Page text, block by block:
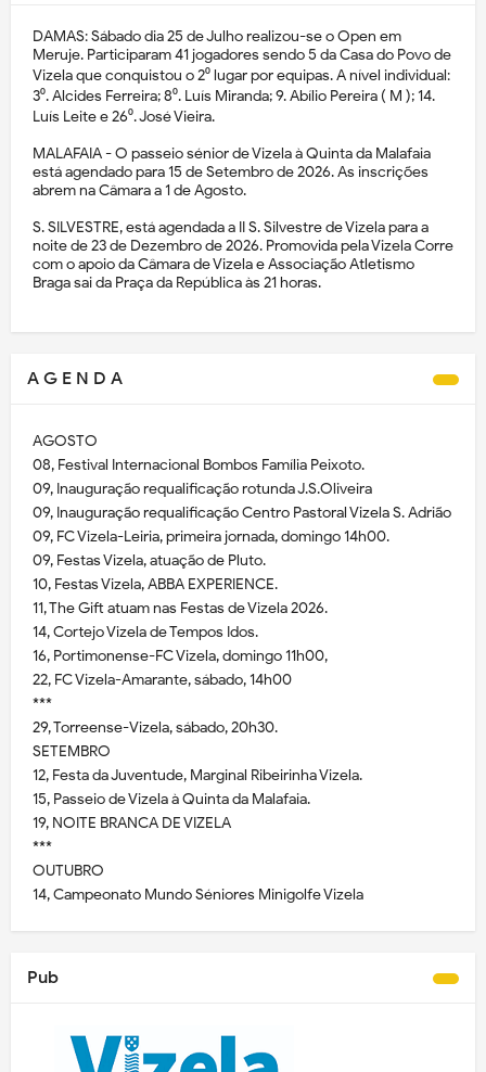
DAMAS: Sábado dia 25 de Julho realizou-se o Open em
Meruje. Participaram 41 jogadores sendo 5 da Casa do Povo de
Vizela que conquistou o 2⁰ lugar por equipas. A nível individual:
3⁰. Alcides Ferreira; 8⁰. Luís Miranda; 9. Abílio Pereira ( M ); 14.
Luís Leite e 26⁰. José Vieira.
MALAFAIA - O passeio sénior de Vizela à Quinta da Malafaia
está agendado para 15 de Setembro de 2026. As inscrições
abrem na Câmara a 1 de Agosto.
S. SILVESTRE, está agendada a II S. Silvestre de Vizela para a
noite de 23 de Dezembro de 2026. Promovida pela Vizela Corre
com o apoio da Câmara de Vizela e Associação Atletismo
Braga sai da Praça da República às 21 horas.
A G E N D A
AGOSTO
08, Festival Internacional Bombos Família Peixoto.
09, Inauguração requalificação rotunda J.S.Oliveira
09, Inauguração requalificação Centro Pastoral Vizela S. Adrião
09, FC Vizela-Leiria, primeira jornada, domingo 14h00.
09, Festas Vizela, atuação de Pluto.
10, Festas Vizela, ABBA EXPERIENCE.
11, The Gift atuam nas Festas de Vizela 2026.
14, Cortejo Vizela de Tempos Idos.
16, Portimonense-FC Vizela, domingo 11h00,
22, FC Vizela-Amarante, sábado, 14h00
***
29, Torreense-Vizela, sábado, 20h30.
SETEMBRO
12, Festa da Juventude, Marginal Ribeirinha Vizela.
15, Passeio de Vizela à Quinta da Malafaia.
19, NOITE BRANCA DE VIZELA
***
OUTUBRO
14, Campeonato Mundo Séniores Minigolfe Vizela
Pub